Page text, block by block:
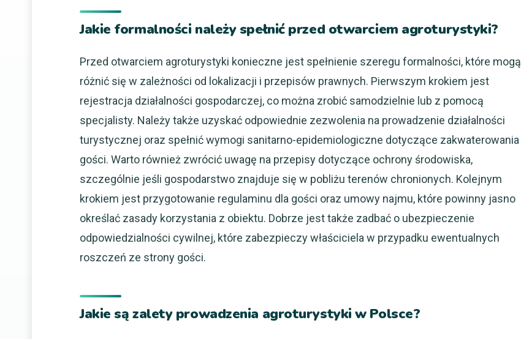
Jakie formalności należy spełnić przed otwarciem agroturystyki?
Przed otwarciem agroturystyki konieczne jest spełnienie szeregu formalności, które mogą
różnić się w zależności od lokalizacji i przepisów prawnych. Pierwszym krokiem jest
rejestracja działalności gospodarczej, co można zrobić samodzielnie lub z pomocą
specjalisty. Należy także uzyskać odpowiednie zezwolenia na prowadzenie działalności
turystycznej oraz spełnić wymogi sanitarno-epidemiologiczne dotyczące zakwaterowania
gości. Warto również zwrócić uwagę na przepisy dotyczące ochrony środowiska,
szczególnie jeśli gospodarstwo znajduje się w pobliżu terenów chronionych. Kolejnym
krokiem jest przygotowanie regulaminu dla gości oraz umowy najmu, które powinny jasno
określać zasady korzystania z obiektu. Dobrze jest także zadbać o ubezpieczenie
odpowiedzialności cywilnej, które zabezpieczy właściciela w przypadku ewentualnych
roszczeń ze strony gości.
Jakie są zalety prowadzenia agroturystyki w Polsce?